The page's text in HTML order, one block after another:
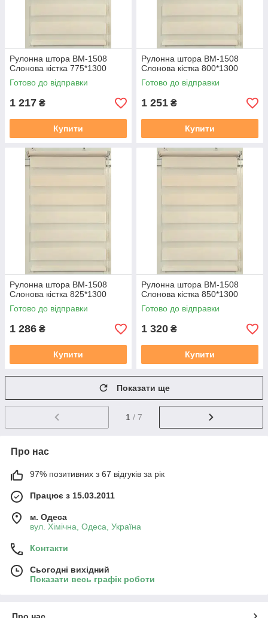
Рулонна штора ВМ-1508
Слонова кiстка 775*1300
Готово до відправки
1 217 ₴
Купити
Рулонна штора ВМ-1508
Слонова кiстка 800*1300
Готово до відправки
1 251 ₴
Купити
Рулонна штора ВМ-1508
Слонова кiстка 825*1300
Готово до відправки
1 286 ₴
Купити
Рулонна штора ВМ-1508
Слонова кiстка 850*1300
Готово до відправки
1 320 ₴
Купити
Показати ще
1 / 7
Про нас
97% позитивних з 67 відгуків за рік
Працює з 15.03.2011
м. Одеса
вул. Хiмiчна, Одеса, Україна
Контакти
Сьогодні вихідний
Показати весь графік роботи